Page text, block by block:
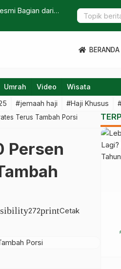
Bagian dari
Arab Saudi
Jemaah
BERANDA
Umrah Video Wisata
#jemaah haji #Haji Khusus
Terus Tambah Porsi
Persen
272printCetak